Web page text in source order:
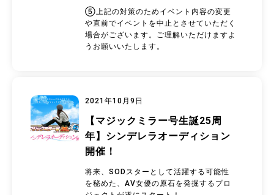
⑤上記の対策のためイベント内容の変更
や直前でイベントを中止とさせていただく
場合がございます。ご理解いただけますよ
うお願いいたします。
2021年10月9日
【マジックミラー号生誕25周
年】シンデレラオーディション
開催！
将来、SODスターとして活躍する可能性
を秘めた、AV女優の原石を発掘するプロ